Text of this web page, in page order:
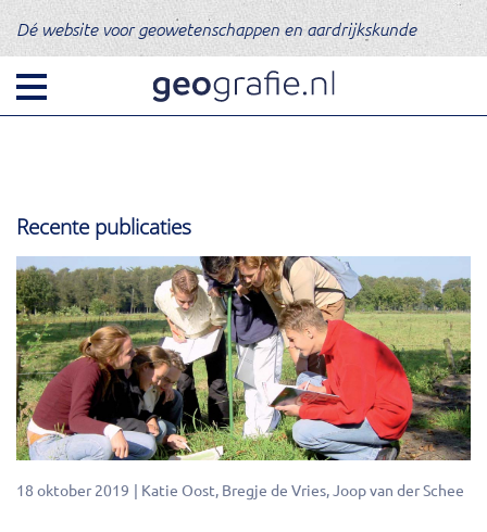
Dé website voor geowetenschappen en aardrijkskunde
Recente publicaties
18 oktober 2019 Katie Oost Bregje de Vries Joop van der Schee